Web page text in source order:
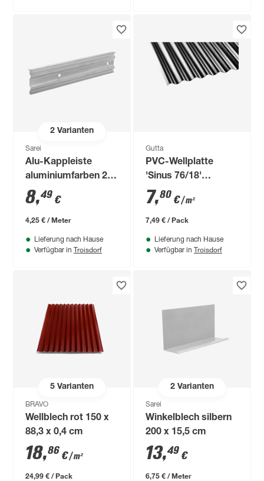
2Varianten
Sarei
Alu-Kappleiste
aluminiumfarben 200
x 6 cm
8,49 €
4,25 € / Meter
Lieferung nach Hause
Verfügbar in Troisdorf
Gutta
PVC-Wellplatte
'Sinus 76/18'
schwarz 120 x 80 x
0,12 cm
7,80 €/ m²
7,49 € / Pack
Lieferung nach Hause
Verfügbar in Troisdorf
5Varianten
BRAVO
Wellblech rot 150 x
88,3 x 0,4 cm
18,86 €/ m²
24,99 € / Pack
2Varianten
Sarei
Winkelblech silbern
200 x 15,5 cm
13,49 €
6,75 € / Meter